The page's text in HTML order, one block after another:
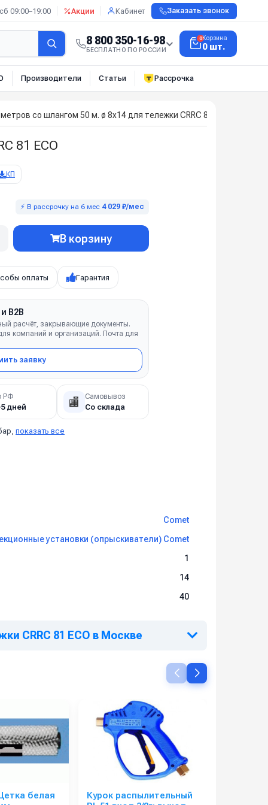
09:00–19:00 Акции Кабинет Заказать звонок
8 800 350-16-98
БЕСПЛАТНО ПО РОССИИ
0Корзина
0 шт.
Производители Статьи Рассрочка
со шлангом 50 м. ø 8x14 для тележки CRRC 81 ECO
81 ECO
КП
⚡ В рассрочку на 6 мес 4 029 ₽/мес
В корзину
оплаты Гарантия
B2B
расчёт, закрывающие документы.
компаний и организаций. Почта для
заявку
РФ
дней 🏬 Самовывоз
Со склада
показать все
Comet
установки (опрыскиватели) Comet
1
14
40
CRRC 81 ECO в Москве
белая
Курок распылительный